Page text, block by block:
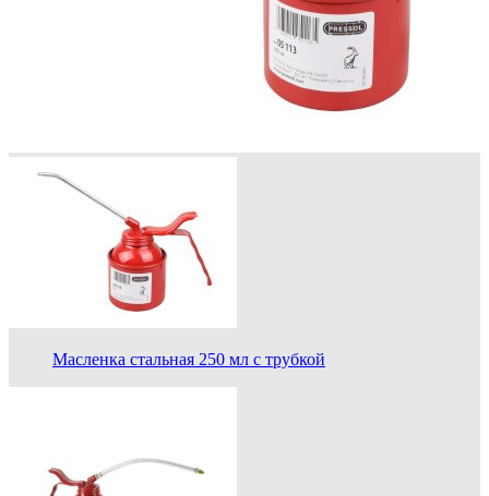
Масленка стальная 250 мл с трубкой